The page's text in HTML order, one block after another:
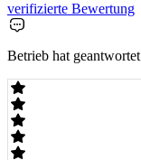
verifizierte Bewertung
Betrieb hat geantwortet